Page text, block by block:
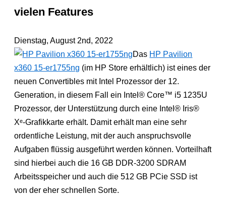
vielen Features
Dienstag, August 2nd, 2022
Das HP Pavilion
x360 15-er1755ng (im HP Store erhältlich) ist eines der
neuen Convertibles mit Intel Prozessor der 12.
Generation, in diesem Fall ein Intel® Core™ i5 1235U
Prozessor, der Unterstützung durch eine Intel® Iris®
Xᵉ-Grafikkarte erhält. Damit erhält man eine sehr
ordentliche Leistung, mit der auch anspruchsvolle
Aufgaben flüssig ausgeführt werden können. Vorteilhaft
sind hierbei auch die 16 GB DDR-3200 SDRAM
Arbeitsspeicher und auch die 512 GB PCie SSD ist
von der eher schnellen Sorte.